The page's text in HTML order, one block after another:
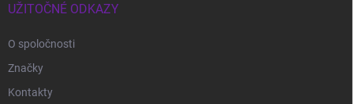
UŽITOČNÉ ODKAZY
O spoločnosti
Značky
Kontakty